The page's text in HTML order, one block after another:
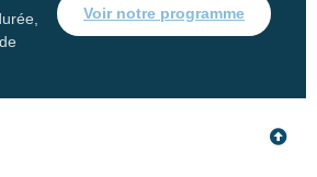
Voir notre programme